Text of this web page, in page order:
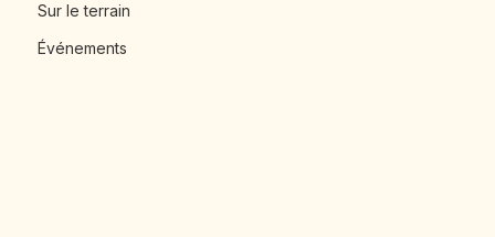
Sur le terrain
Événements